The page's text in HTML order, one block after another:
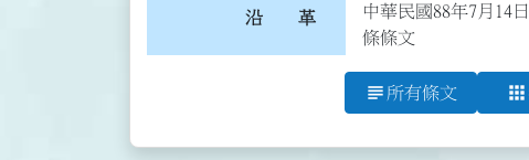
沿 革
中華民國88年7月14
條條文
subject 所有條文 apps